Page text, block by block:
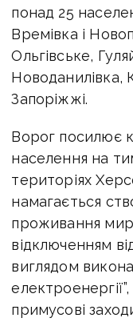
понад 25
Времівка і
Ольгівське,
Новоданилівка,
Запоріжжі.
Ворог посилює
населення на
територіях
намагається
проживання
відключенням
виглядом
примусові